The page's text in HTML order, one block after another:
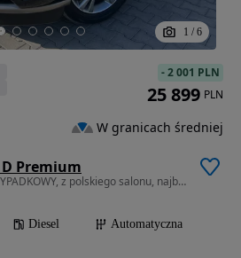
1 / 6
Premium
2488 cm3 • 190 KM • BEZWYPADKOWY, z polskiego salonu, najbogatsza wersja wyposażenia, 4x4
Diesel
Automatyczna
-2 001 PLN
25 899 PLN
W granicach średniej